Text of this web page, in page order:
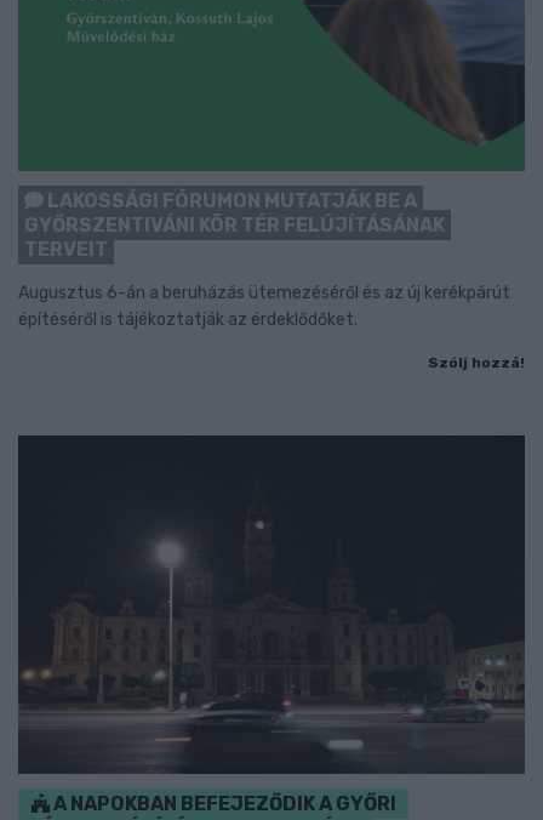
LAKOSSÁGI FÓRUMON MUTATJÁK BE A
GYŐRSZENTIVÁNI KÖR TÉR FELÚJÍTÁSÁNAK
TERVEIT
Augusztus 6-án a beruházás ütemezéséről és az új kerékpárút
építéséről is tájékoztatják az érdeklődőket.
Szólj hozzá!
A NAPOKBAN BEFEJEZŐDIK A GYŐRI